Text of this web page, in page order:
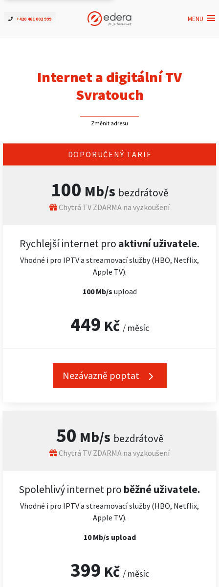
+420 461 002 999 MENU
Ověřit dostupnost
ČEZNET TV
Pro firmy
Internet a digitální TV
Svratouch
Změnit adresu
50 Mb/s bezdrátově
Chytrá TV ZDARMA na vyzkoušení
Spolehlivý internet pro běžné uživatele.
Vhodné i pro IPTV a streamovací služby (HBO, Netflix,
Apple TV).
10 Mb/s upload
399 Kč / měsíc
DOPORUČENÝ TARIF
100 Mb/s bezdrátově
Chytrá TV ZDARMA na vyzkoušení
Rychlejší internet pro aktivní uživatele.
Vhodné i pro IPTV a streamovací služby (HBO, Netflix,
Apple TV).
100 Mb/s upload
449 Kč / měsíc
Nezávazně poptat